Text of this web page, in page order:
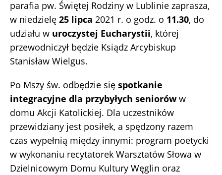
parafia pw. Świętej Rodziny w Lublinie zaprasza,
w niedzielę 25 lipca 2021 r. o godz. o 11.30, do
udziału w uroczystej Eucharystii, której
przewodniczył będzie Ksiądz Arcybiskup
Stanisław Wielgus.
Po Mszy św. odbędzie się spotkanie
integracyjne dla przybyłych senioróww
domu Akcji Katolickiej. Dla uczestników
przewidziany jest posiłek, a spędzony razem
czas wypełnią między innymi: program poetycki
w wykonaniu recytatorek Warsztatów Słowa w
Dzielnicowym Domu Kultury Węglin oraz